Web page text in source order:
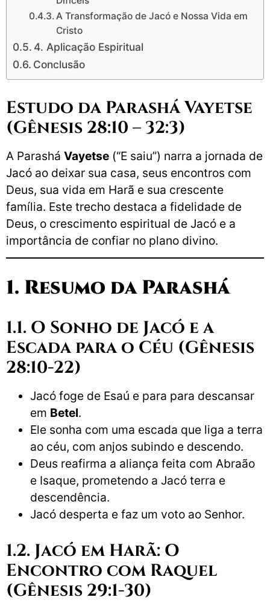
A Transformação de Jacó e Nossa Vida em
Cristo
4. Aplicação Espiritual
Conclusão
Estudo da Parashá Vayetse
(Gênesis 28:10 – 32:3)
A Parashá Vayetse (“E saiu”) narra a jornada de
Jacó ao deixar sua casa, seus encontros com
Deus, sua vida em Harã e sua crescente
família. Este trecho destaca a fidelidade de
Deus, o crescimento espiritual de Jacó e a
importância de confiar no plano divino.
1. Resumo da Parashá
1.1. O Sonho de Jacó e a
Escada para o Céu (Gênesis
28:10-22)
Jacó foge de Esaú e para para descansar
em Betel.
Ele sonha com uma escada que liga a terra
ao céu, com anjos subindo e descendo.
Deus reafirma a aliança feita com Abraão
e Isaque, prometendo a Jacó terra e
descendência.
Jacó desperta e faz um voto ao Senhor.
1.2. Jacó em Harã: O
Encontro com Raquel
(Gênesis 29:1-30)